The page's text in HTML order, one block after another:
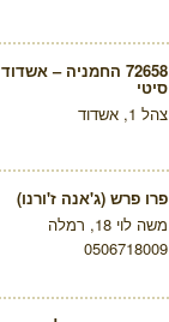
72658 החמניה – אשדוד
סיטי
צהל 1, אשדוד
פרו פרש (ג'אנה ז'ורנו)
משה לוי 18, רמלה
0506718009